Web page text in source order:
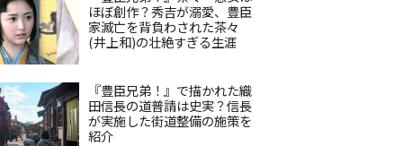
ほぼ創作？秀吉が溺愛、豊臣
家滅亡を背負わされた茶々
(井上和)の壮絶すぎる生涯
『豊臣兄弟！』で描かれた織
田信長の道普請は史実？信長
が実施した街道整備の施策を
紹介